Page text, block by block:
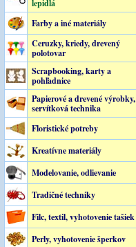
lepidlá
Farby a iné materiály
Ceruzky, kriedy, drevený
polotovar
Scrapbooking, karty a
pohľadnice
Papierové a drevené výrobky,
servítková technika
Floristické potreby
Kreatívne materiály
Modelovanie, odlievanie
Tradičné techniky
Filc, textil, vyhotovenie tašiek
Perly, vyhotovenie šperkov